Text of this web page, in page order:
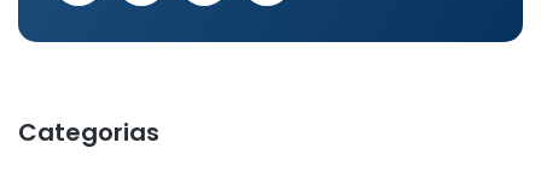
Categorias